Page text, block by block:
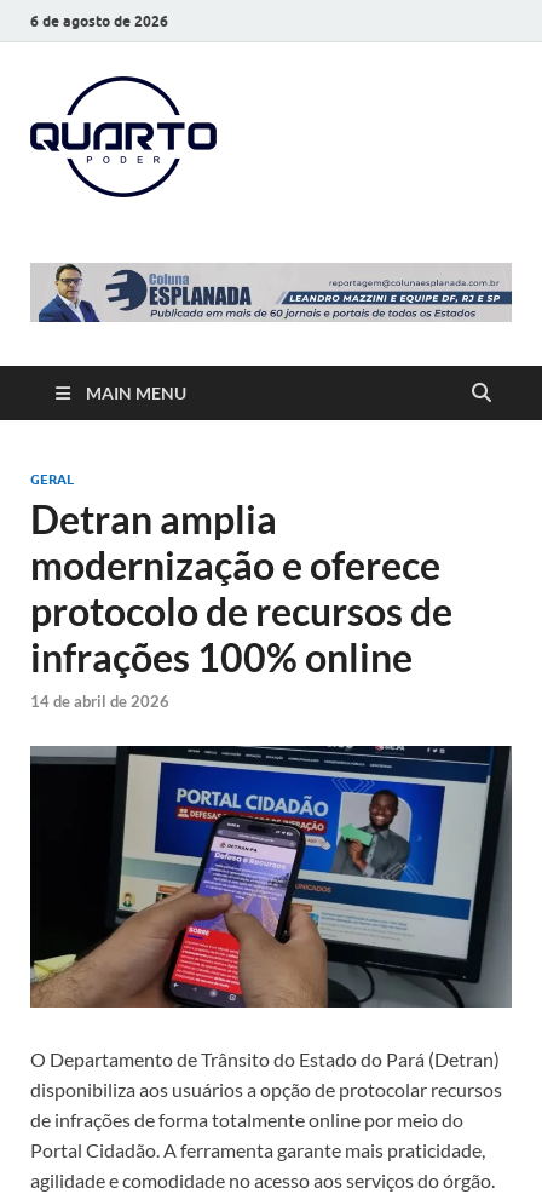
6 de agosto de 2026
MAIN MENU
GERAL
Detran amplia
modernização e oferece
protocolo de recursos de
infrações 100% online
14 de abril de 2026
O Departamento de Trânsito do Estado do Pará (Detran)
disponibiliza aos usuários a opção de protocolar recursos
de infrações de forma totalmente online por meio do
Portal Cidadão. A ferramenta garante mais praticidade,
agilidade e comodidade no acesso aos serviços do órgão.